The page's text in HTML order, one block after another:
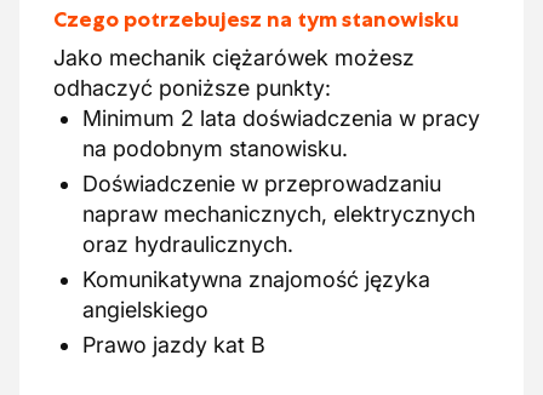
Czego potrzebujesz na tym stanowisku
Jako mechanik ciężarówek możesz
odhaczyć poniższe punkty:
Minimum 2 lata doświadczenia w pracy
na podobnym stanowisku.
Doświadczenie w przeprowadzaniu
napraw mechanicznych, elektrycznych
oraz hydraulicznych.
Komunikatywna znajomość języka
angielskiego
Prawo jazdy kat B